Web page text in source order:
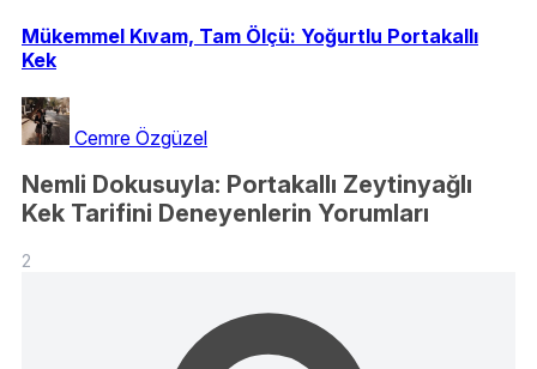
Mükemmel Kıvam, Tam Ölçü: Yoğurtlu Portakallı
Kek
Cemre Özgüzel
Nemli Dokusuyla: Portakallı Zeytinyağlı
Kek Tarifini Deneyenlerin Yorumları
2